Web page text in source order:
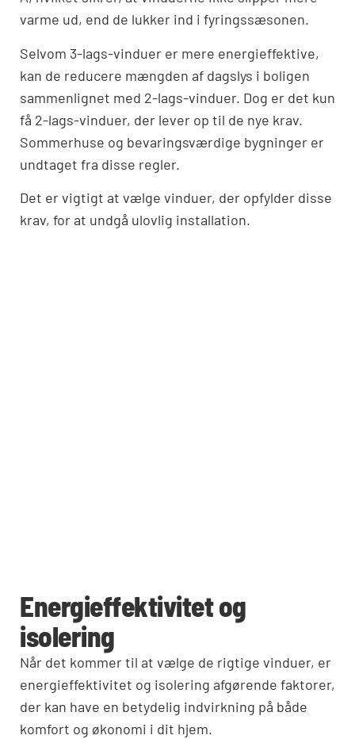
varme ud, end de lukker ind i fyringssæsonen.
Selvom 3-lags-vinduer er mere energieffektive,
kan de reducere mængden af dagslys i boligen
sammenlignet med 2-lags-vinduer. Dog er det kun
få 2-lags-vinduer, der lever op til de nye krav.
Sommerhuse og bevaringsværdige bygninger er
undtaget fra disse regler.
Det er vigtigt at vælge vinduer, der opfylder disse
krav, for at undgå ulovlig installation.
Energieffektivitet og
isolering
Når det kommer til at vælge de rigtige vinduer, er
energieffektivitet og isolering afgørende faktorer,
der kan have en betydelig indvirkning på både
komfort og økonomi i dit hjem.